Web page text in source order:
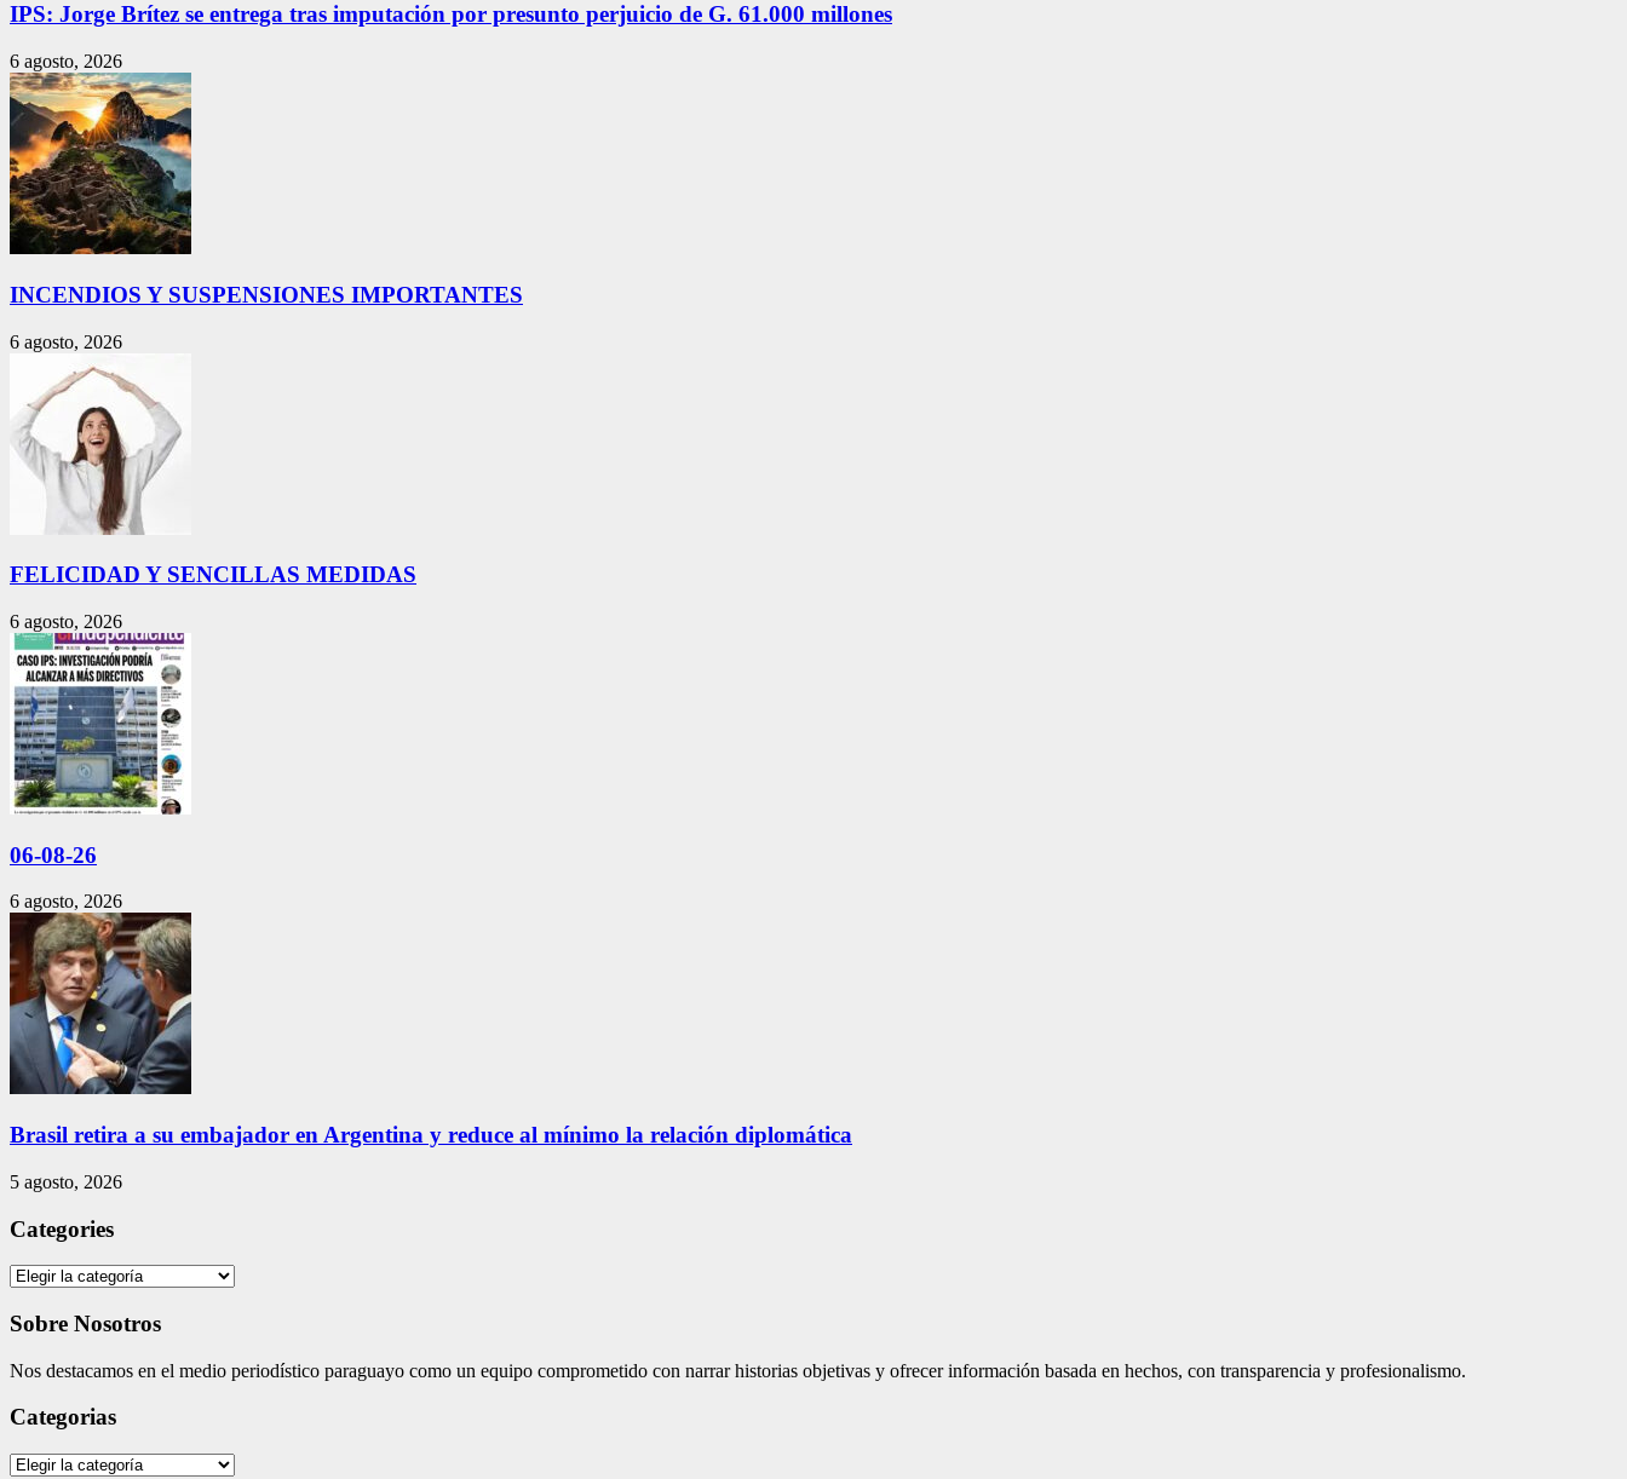
IPS: Jorge Brítez se entrega tras imputación por presunto perjuicio de G. 61.000 millones
6 agosto, 2026
INCENDIOS Y SUSPENSIONES IMPORTANTES
6 agosto, 2026
FELICIDAD Y SENCILLAS MEDIDAS
6 agosto, 2026
06-08-26
6 agosto, 2026
Brasil retira a su embajador en Argentina y reduce al mínimo la relación diplomática
5 agosto, 2026
Categories
Categories
Sobre Nosotros
Nos destacamos en el medio periodístico paraguayo como un equipo comprometido con narrar historias objetivas y ofrecer información basada en hechos, con transparencia y profesionalismo.
Categorias
Categorias